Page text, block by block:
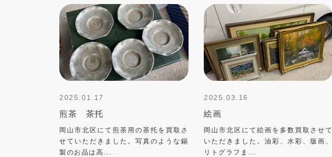
2025.01.17
煎茶 茶托
岡山市北区にて煎茶用の茶托を買取さ
せていただきました。写真のような錫
製のお品は高...
2025.03.16
絵画
岡山市北区にて絵画を多数買取させて
いただきました。油彩、水彩、版画、
リトグラフま...